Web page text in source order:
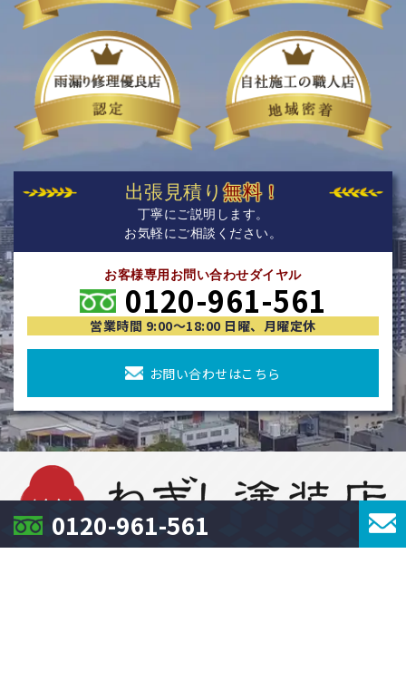
出張見積り無料！
丁寧にご説明します。
お気軽にご相談ください。
お客様専用お問い合わせダイヤル
0120-961-561
営業時間 9:00〜18:00 日曜、月曜定休
お問い合わせはこちら
0120-961-561